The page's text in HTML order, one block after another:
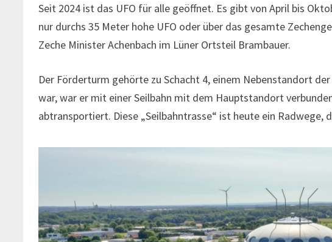
Seit 2024 ist das UFO für alle geöffnet. Es gibt von April bis
nur durchs 35 Meter hohe UFO oder über das gesamte
Zeche Minister Achenbach im Lüner Ortsteil Brambauer.
Der Förderturm gehörte zu Schacht 4, einem Nebenstandort
war, war er mit einer Seilbahn mit dem Hauptstandort
abtransportiert. Diese „Seilbahntrasse“ ist heute ein Radwege,